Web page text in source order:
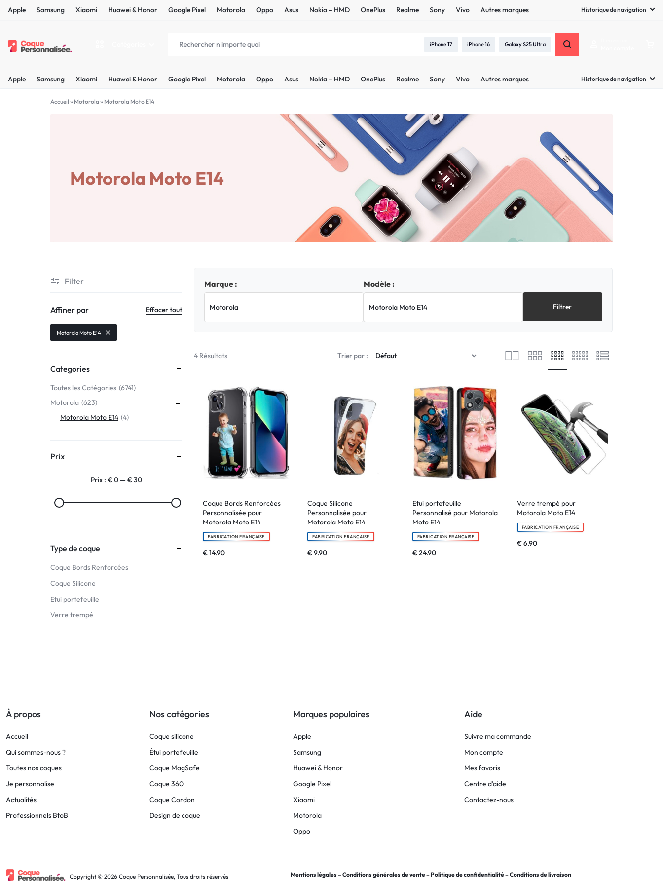
PLUS
BELLES
FRANCE
BUDGETS
LIVRAISON
48
HEURES
!
Huawei & Honor
OnePlus
Sony
Vivo
iPhone 17 iPhone 16 Galaxy S25 Ultra
Apple Samsung Xiaomi Huawei & Honor Google Pixel Motorola Oppo Asus Nokia – HMD OnePlus Realme Sony Vivo Autres marques Historique de navigation
Apple Samsung Xiaomi Huawei & Honor Google Pixel Motorola Oppo Asus Nokia – HMD OnePlus Realme Sony Vivo Autres marques Historique de navigation
Accueil » Motorola» Motorola Moto E14
Motorola Moto E14
Marque : Modèle :
Filtrer
4 Résultats Trier par :
Coque Bords Renforcées
Personnalisée pour
Motorola Moto E14
FABRICATION FRANÇAISE
€14.90
Coque Silicone
Personnalisée pour
Motorola Moto E14
FABRICATION FRANÇAISE
€9.90
Etui portefeuille
Personnalisé pour Motorola
Moto E14
FABRICATION FRANÇAISE
€24.90
Verre trempé pour
Motorola Moto E14
FABRICATION FRANÇAISE
€6.90
Filter
Affiner par Effacer tout
Motorola Moto E14
Categories
Toutes les Catégories 6741
Motorola 623
Motorola Moto E14 4
Prix
Prix : € 0— € 30
Type de coque
Coque Bords Renforcées
Coque Silicone
Etui portefeuille
Verre trempé
À propos
Accueil
Qui sommes-nous ?
Toutes nos coques
Je personnalise
Actualités
Professionnels BtoB
Nos catégories
Coque silicone
Étui portefeuille
Coque MagSafe
Coque 360
Coque Cordon
Design de coque
Marques populaires
Apple
Samsung
Huawei & Honor
Google Pixel
Xiaomi
Motorola
Oppo
Aide
Suivre ma commande
Mon compte
Mes favoris
Centre d’aide
Contactez-nous
Copyright © 2026 Coque Personnalisée, Tous droits réservés Mentions légales –Conditions générales de vente–Politique de confidentialité–Conditions de livraison